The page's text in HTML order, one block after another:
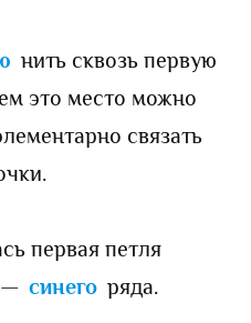
нить сквозь первую
это место можно
связать
первая петля
— синего ряда.